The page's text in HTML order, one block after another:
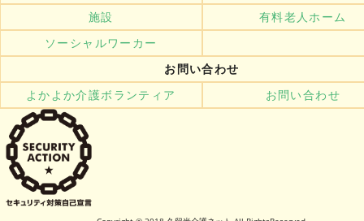
施設
有料老人ホーム
ソーシャルワーカー
お問い合わせ
よかよか介護ボランティア
お問い合わせ